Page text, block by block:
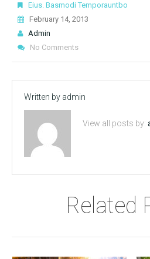
Eius. Basmodi Temporauntbo
February 14, 2013
Admin
No Comments
Written by admin
View all posts by:
Related